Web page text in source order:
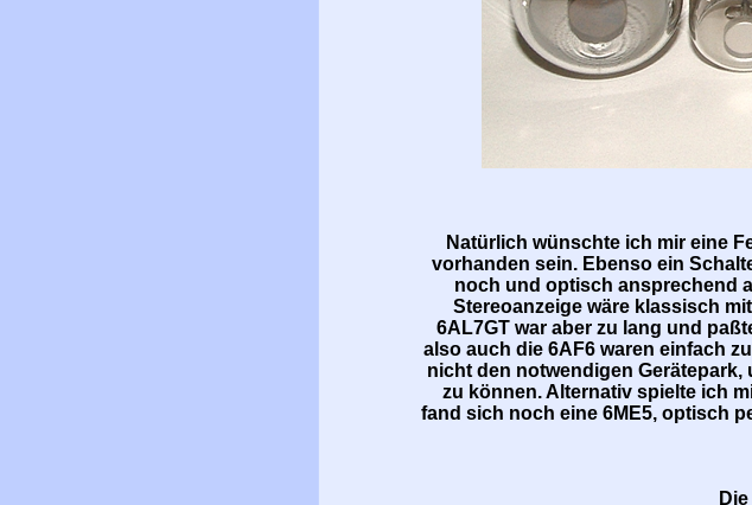
Natürlich wünschte ich mir eine
vorhanden sein. Ebenso ein
noch und optisch ansprechend
Stereoanzeige wäre klassisch
6AL7GT war aber zu lang und
also auch die 6AF6 waren einfach
nicht den notwendigen
zu können. Alternativ spielte ich
fand sich noch eine 6ME5, optisch